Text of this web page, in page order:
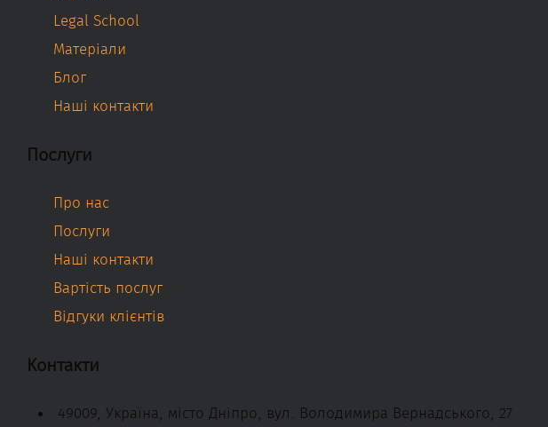
Legal School
Матеріали
Блог
Наші контакти
Послуги
Про нас
Послуги
Наші контакти
Вартість послуг
Відгуки клієнтів
Контакти
49009, Україна, місто Дніпро, вул. Володимира Вернадського, 27